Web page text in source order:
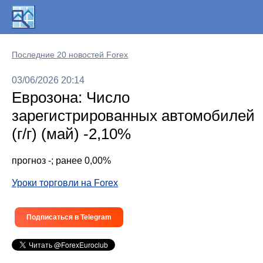
Последние 20 новостей Forex
03/06/2026 20:14
Еврозона: Число
зарегистрированных автомобилей
(г/г) (май) -2,10%
прогноз -; ранее 0,00%
Уроки торговли на Forex
Подписаться в Telegram